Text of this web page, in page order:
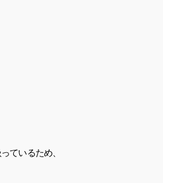
ているため、